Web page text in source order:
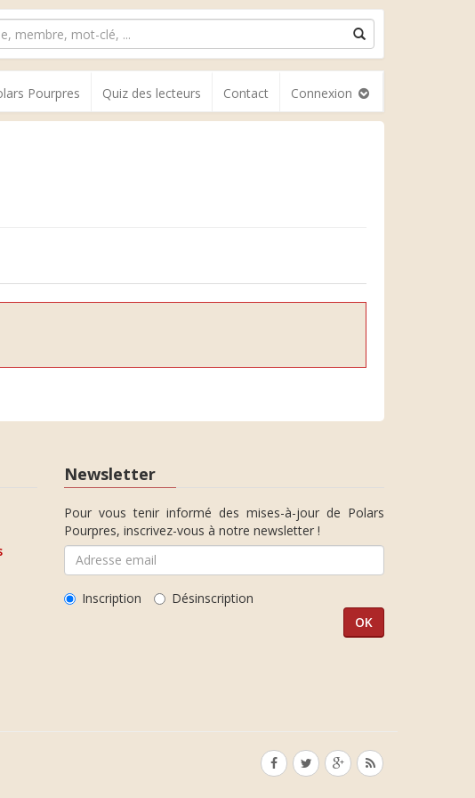
Pourpres Quiz des lecteurs Contact Connexion
Newsletter
Pour vous tenir informé des mises-à-jour de Polars
Pourpres, inscrivez-vous à notre newsletter !
Inscription Désinscription